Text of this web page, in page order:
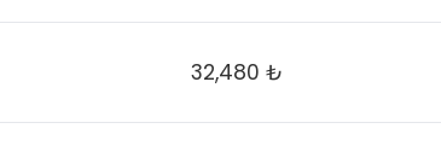
32,480 ₺